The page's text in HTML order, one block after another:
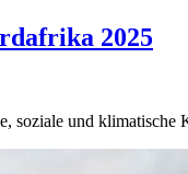
2025
und